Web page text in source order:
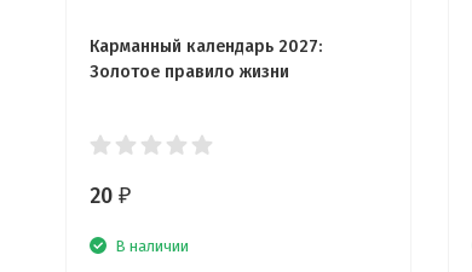
Карманный календарь 2027:
Золотое правило жизни
20 ₽
В наличии